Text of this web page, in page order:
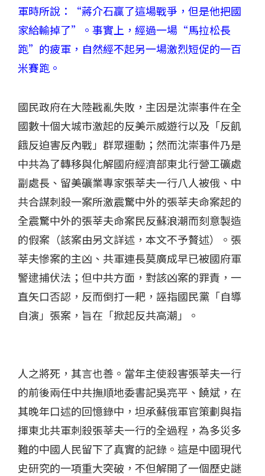
軍時所說：“蔣介石贏了這場戰爭，但是他把國
家給輸掉了”。事實上，經過一場“馬拉松長
跑”的疲軍，自然經不起另一場激烈短促的一百
米賽跑。
國民政府在大陸戡亂失敗，主因是沈崇事件在全
國數十個大城市激起的反美示威遊行以及「反飢
餓反迫害反內戰」群眾運動；然而沈崇事件乃是
中共為了轉移與化解國府經濟部東北行營工礦處
副處長、留美礦業專家張莘夫一行八人被俄、中
共合謀刺殺一案所激震驚中外的張莘夫命案起的
全震驚中外的張莘夫命案民反蘇浪潮而刻意製造
的假案（該案由另文詳述，本文不予贅述）。張
莘夫慘案的主凶、共軍連長莫廣成早已被國府軍
警逮捕伏法；但中共方面，對該凶案的罪責，一
直矢口否認，反而倒打一耙，誣指國民黨「自導
自演」張案，旨在「掀起反共高潮」。
人之將死，其言也善。當年主使殺害張莘夫一行
的前後兩任中共撫順地委書記吳亮平、饒斌，在
其晚年口述的回憶錄中，坦承蘇俄軍官策劃與指
揮東北共軍刺殺張莘夫一行的全過程，為多災多
難的中國人民留下了真實的記錄。這是中國現代
史研究的一項重大突破，不但解開了一個歷史謎